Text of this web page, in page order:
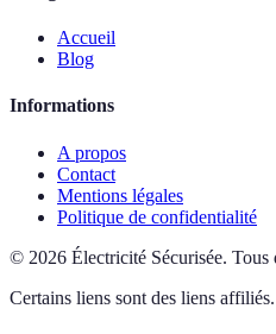
Accueil
Blog
Informations
A propos
Contact
Mentions légales
Politique de confidentialité
© 2026 Électricité Sécurisée. Tous
Certains liens sont des liens affiliés.